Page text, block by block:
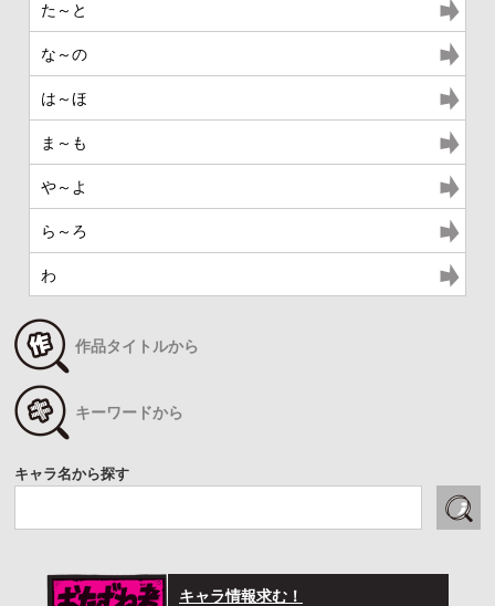
た～と
な～の
は～ほ
ま～も
や～よ
ら～ろ
わ
作品タイトルから
キーワードから
キャラ名から探す
キャラ情報求む！